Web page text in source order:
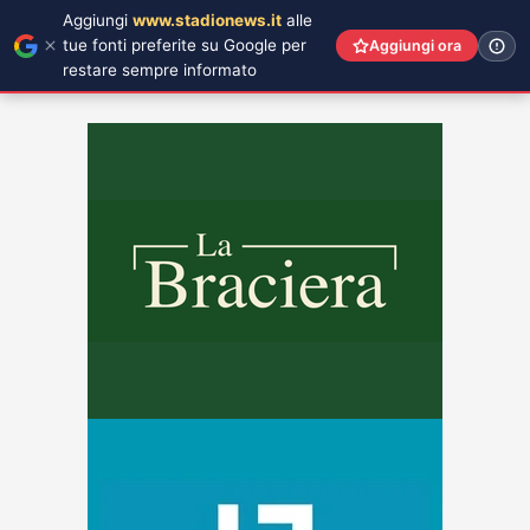
Aggiungi www.stadionews.it alle
tue fonti preferite su Google per
restare sempre informato
Aggiungi ora